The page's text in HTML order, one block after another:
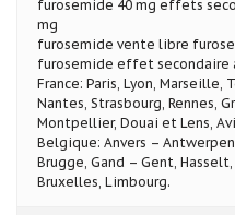
furosemide 40 mg effets
mg
furosemide vente libre
furosemide effet secondaire
France: Paris, Lyon, Marseille,
Nantes, Strasbourg, Rennes,
Montpellier, Douai et Lens,
Belgique: Anvers –
Brugge, Gand – Gent,
Bruxelles, Limbourg.